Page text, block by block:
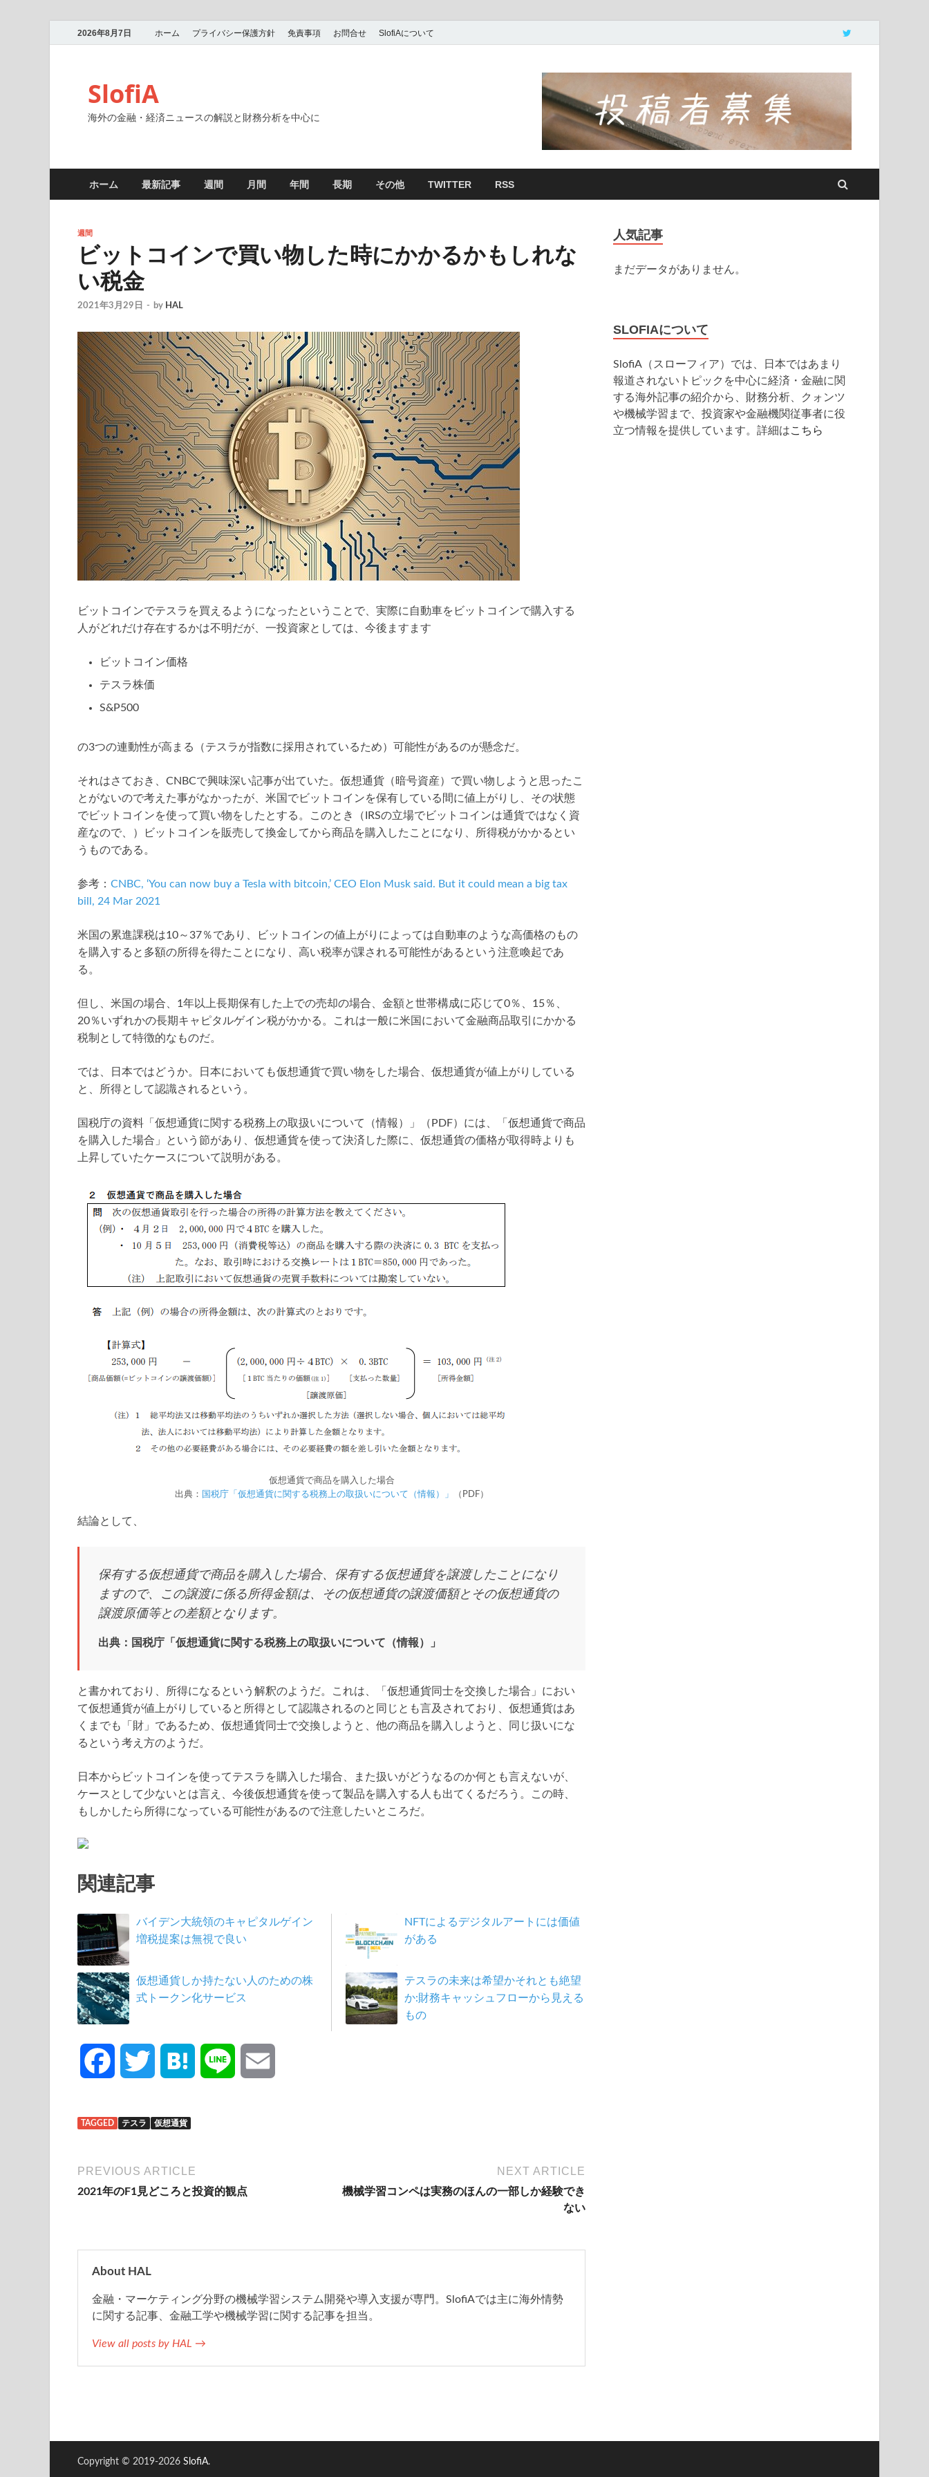
2026年8月7日 ホーム プライバシー保護方針 免責事項 お問合せ SlofiAについて
SlofiA
海外の金融・経済ニュースの解説と財務分析を中心に
ホーム 最新記事 週間 月間 年間 長期 その他 TWITTER RSS
週間
ビットコインで買い物した時にかかるかもしれな
い税金
2021年3月29日 - by HAL
ビットコインでテスラを買えるようになったということで、実際に自動車をビットコインで購入する
人がどれだけ存在するかは不明だが、一投資家としては、今後ますます
ビットコイン価格
テスラ株価
S&P500
の3つの連動性が高まる（テスラが指数に採用されているため）可能性があるのが懸念だ。
それはさておき、CNBCで興味深い記事が出ていた。仮想通貨（暗号資産）で買い物しようと思ったこ
とがないので考えた事がなかったが、米国でビットコインを保有している間に値上がりし、その状態
でビットコインを使って買い物をしたとする。このとき（IRSの立場でビットコインは通貨ではなく資
産なので、）ビットコインを販売して換金してから商品を購入したことになり、所得税がかかるとい
うものである。
参考： CNBC, ‘You can now buy a Tesla with bitcoin,’ CEO Elon Musk said. But it could mean a big tax
bill, 24 Mar 2021
米国の累進課税は10～37％であり、ビットコインの値上がりによっては自動車のような高価格のもの
を購入すると多額の所得を得たことになり、高い税率が課される可能性があるという注意喚起であ
る。
但し、米国の場合、1年以上長期保有した上での売却の場合、金額と世帯構成に応じて0％、15％、
20％いずれかの長期キャピタルゲイン税がかかる。これは一般に米国において金融商品取引にかかる
税制として特徴的なものだ。
では、日本ではどうか。日本においても仮想通貨で買い物をした場合、仮想通貨が値上がりしている
と、所得として認識されるという。
国税庁の資料「仮想通貨に関する税務上の取扱いについて（情報）」（PDF）には、「仮想通貨で商品
を購入した場合」という節があり、仮想通貨を使って決済した際に、仮想通貨の価格が取得時よりも
上昇していたケースについて説明がある。
仮想通貨で商品を購入した場合
出典： 国税庁「仮想通貨に関する税務上の取扱いについて（情報）」 （PDF）
結論として、
保有する仮想通貨で商品を購入した場合、保有する仮想通貨を譲渡したことになり
ますので、この譲渡に係る所得金額は、その仮想通貨の譲渡価額とその仮想通貨の
譲渡原価等との差額となります。
出典：国税庁「仮想通貨に関する税務上の取扱いについて（情報）」
と書かれており、所得になるという解釈のようだ。これは、「仮想通貨同士を交換した場合」におい
て仮想通貨が値上がりしていると所得として認識されるのと同じとも言及されており、仮想通貨はあ
くまでも「財」であるため、仮想通貨同士で交換しようと、他の商品を購入しようと、同じ扱いにな
るという考え方のようだ。
日本からビットコインを使ってテスラを購入した場合、また扱いがどうなるのか何とも言えないが、
ケースとして少ないとは言え、今後仮想通貨を使って製品を購入する人も出てくるだろう。この時、
もしかしたら所得になっている可能性があるので注意したいところだ。
関連記事
バイデン大統領のキャピタルゲイン
増税提案は無視で良い
仮想通貨しか持たない人のための株
式トークン化サービス
NFTによるデジタルアートには価値
がある
テスラの未来は希望かそれとも絶望
か:財務キャッシュフローから見える
もの
c
e
b
o
k
i
t
t n
TAGGED テスラ 仮想通貨
PREVIOUS ARTICLE
2021年のF1見どころと投資的観点
NEXT ARTICLE
機械学習コンペは実務のほんの一部しか経験でき
ない
About HAL
金融・マーケティング分野の機械学習システム開発や導入支援が専門。SlofiAでは主に海外情勢
に関する記事、金融工学や機械学習に関する記事を担当。
View all posts by HAL →
人気記事
まだデータがありません。
SLOFIAについて
SlofiA（スローフィア）では、日本ではあまり
報道されないトピックを中心に経済・金融に関
する海外記事の紹介から、財務分析、クォンツ
や機械学習まで、投資家や金融機関従事者に役
立つ情報を提供しています。詳細はこちら
Copyright © 2019-2026 SlofiA.